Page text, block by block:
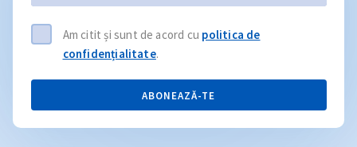
Am citit și sunt de acord cu politica de
confidențialitate.
ABONEAZĂ-TE